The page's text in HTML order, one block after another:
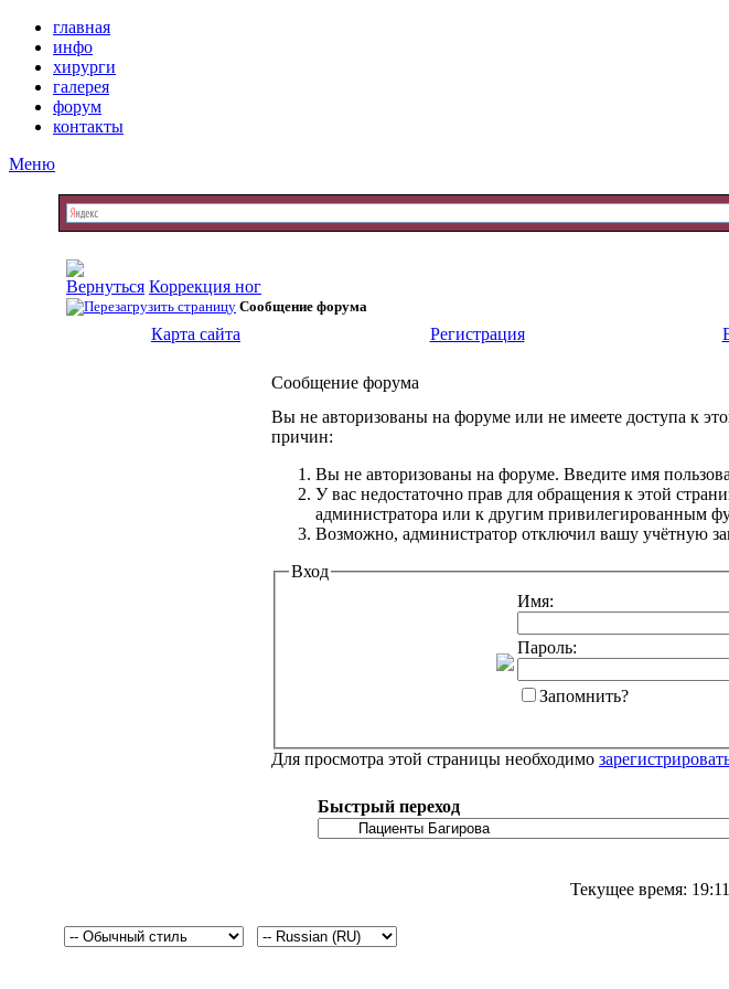
главная
инфо
хирурги
галерея
форум
контакты
Меню
Коррекция ног
Сообщение форума
Карта сайта
Регистрация
Сообщение форума
Вы не авторизованы на форуме или не имеете доступа к
причин:
Вы не авторизованы на форуме. Введите имя
У вас недостаточно прав для обращения к этой
администратора или к другим привилегированным
Возможно, администратор отключил вашу учётную
Вход
Имя:
Пароль:
Запомнить?
Для просмотра этой страницы необходимо
Быстрый переход
Текущее время: 19:11